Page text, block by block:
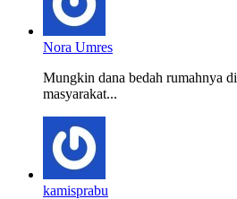
Nora Umres
Mungkin dana bedah rumahnya
masyarakat...
kamisprabu